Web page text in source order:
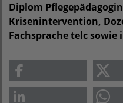
Diplom
Krisenintervention,
Fachsprache telc